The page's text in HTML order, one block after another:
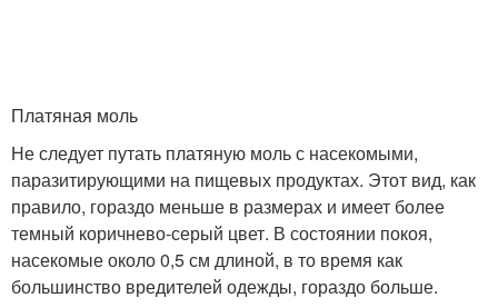
Платяная моль
Не следует путать платяную моль с насекомыми,
паразитирующими на пищевых продуктах. Этот вид, как
правило, гораздо меньше в размерах и имеет более
темный коричнево-серый цвет. В состоянии покоя,
насекомые около 0,5 см длиной, в то время как
большинство вредителей одежды, гораздо больше.